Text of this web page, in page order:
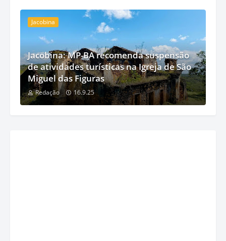
Jacobina
Jacobina: MP-BA recomenda suspensão
de atividades turísticas na Igreja de São
Miguel das Figuras
Redação 16.9.25